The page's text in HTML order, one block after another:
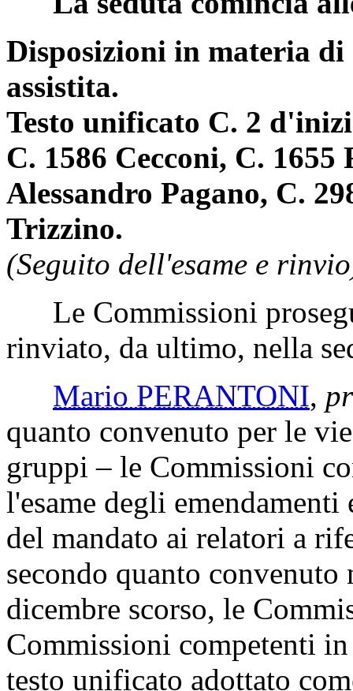
Disposizioni in materia
assistita.
Testo unificato C. 2
C. 1586 Cecconi, C.
Alessandro Pagano, C.
Trizzino.
(Seguito dell'esame e
Le Commissioni
rinviato, da ultimo, nella
Mario PERANTONI,
quanto convenuto per le
gruppi – le Commissioni
l'esame degli
del mandato ai relatori a
secondo quanto
dicembre scorso, le
Commissioni competenti
testo unificato adottato